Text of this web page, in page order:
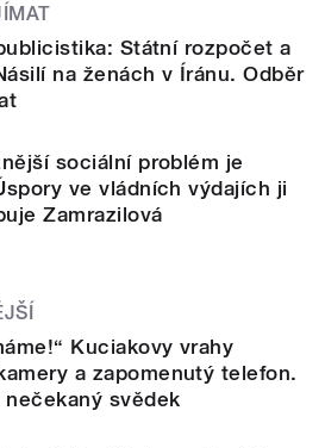
Státní rozpočet a
na ženách v Íránu. Odběr
sociální problém je
ve vládních výdajích ji
Zamrazilová
Kuciakovy vrahy
a zapomenutý telefon.
nečekaný svědek